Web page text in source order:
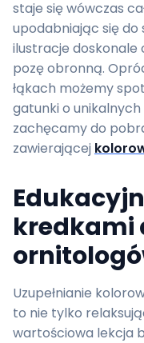
staje się wówczas
upodabniając się do
ilustracje
pozę obronną.
łąkach możemy
gatunki o
zachęcamy do
zawierającej
kredkami
Uzupełnianie
to nie tylko
wartościowa lekcja